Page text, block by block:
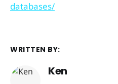
databases/
WRITTEN BY:
Ken